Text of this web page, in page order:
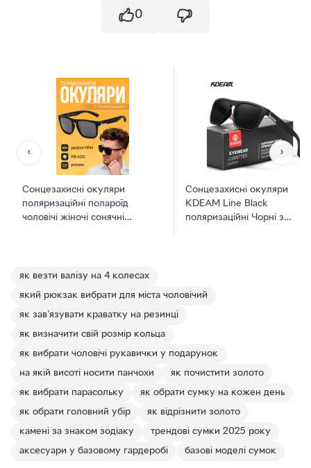
0
‹
Сонцезахисні окуляри
поляризаційні полароїд
чоловічі жіночі сонячні
поляризацією чорні (KD156)
Сонцезахисні окуляри
KDEAM Line Black
поляризаційні Чорні з
›
як везти валізу на 4 колесах
який рюкзак вибрати для міста чоловічий
як зав'язувати краватку на резинці
як визначити свій розмір кольца
як вибрати чоловічі рукавички у подарунок
на якій висоті носити панчохи як почистити золото
як вибрати парасольку як обрати сумку на кожен день
як обрати головний убір як відрізнити золото
камені за знаком зодіаку трендові сумки 2025 року
аксесуари у базовому гардеробі базові моделі сумок